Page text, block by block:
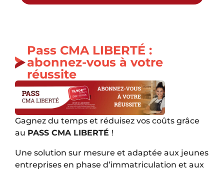
Pass CMA LIBERTÉ :
abonnez-vous à votre
réussite
Gagnez du temps et réduisez vos coûts grâce
au PASS CMA LIBERTÉ !
Une solution sur mesure et adaptée aux jeunes
entreprises en phase d’immatriculation et aux